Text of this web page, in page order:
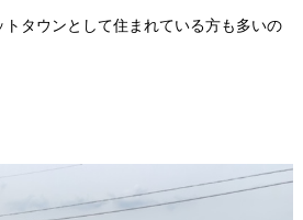
タウンとして住まれている方も多いの